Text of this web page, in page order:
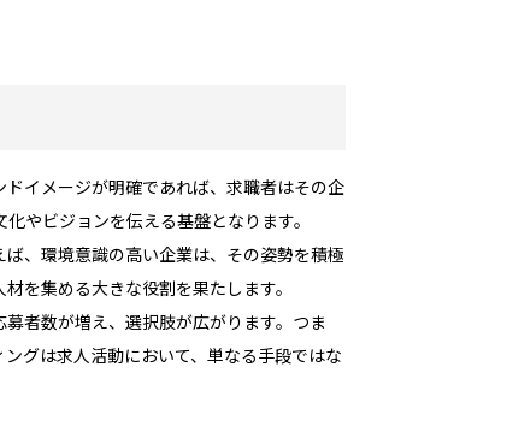
イメージが明確であれば、求職者はその企
やビジョンを伝える基盤となります。
、環境意識の高い企業は、その姿勢を積極
を集める大きな役割を果たします。
者数が増え、選択肢が広がります。つま
グは求人活動において、単なる手段ではな